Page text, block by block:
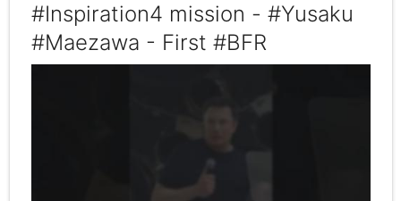
#Inspiration4 mission - #Yusaku
#Maezawa - First #BFR